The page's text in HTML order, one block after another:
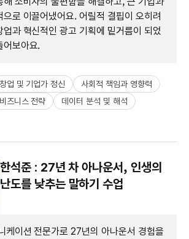
로 이끌어냈어요. 어릴적 결핍이 오히려
과 혁신적인 광고 기획에 밑거름이 되었
어보아요.
창업 및 기업가 정신
사회적 책임과 영향력
비즈니스 전략
데이터 분석 및 해석
한석준 : 27년 차 아나운서, 인생의
난도를 낮추는 말하기 수업
케이션 전문가로 27년의 아나운서 경험을